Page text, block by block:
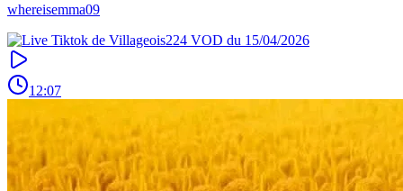
whereisemma09
12:07